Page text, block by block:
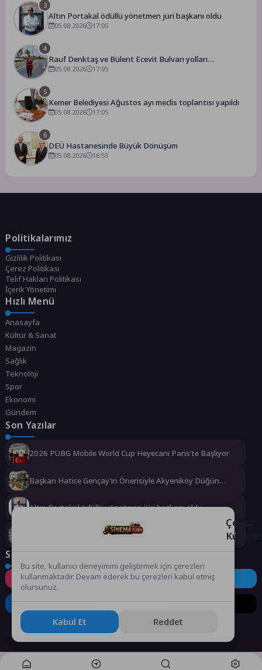
3
Altın Portakal ödüllü yönetmen jüri başkanı oldu
05.08.2026 17:05
4
Rauf Denktaş ve Bülent Ecevit Bulvarı yolları
asfaltlanıyor
05.08.2026 17:05
5
Kemer Belediyesi Ağustos ayı meclis toplantısı yapıldı
05.08.2026 17:05
6
DEÜ Hastanesinde Büyük Dönüşüm
05.08.2026 16:55
Politikalarımız
Gizlilik Politikası
Çerez Politikası
Telif Hakları Politikası
İçerik Yönetimi
Hızlı Menü
Anasayfa
Kültür & Sanat
Magazin
Sağlık
Teknoloji
Spor
Ekonomi
Gündem
Son Yazılar
2026 PUBG Mobile World Cup Heyecanı Paris’te Başlıyor
Başkan Hatice Gençay’ın Önerisiyle Akyeniköy Düğün
Altın Portakal ödüllü yönetmen jüri başkanı oldu
Rauf Denktaş ve Bülent Ecevit Bulvarı yolları asfaltlanıyor
Sosyal Medya
Instagram Facebook Twitter
LinkedIn YouTube TikTok
Çerez
Bu site, kullanıcı deneyimini geliştirmek için çerezleri
kullanmaktadır. Devam ederek bu çerezleri kabul etmiş
olursunuz.
Kabul Et Reddet